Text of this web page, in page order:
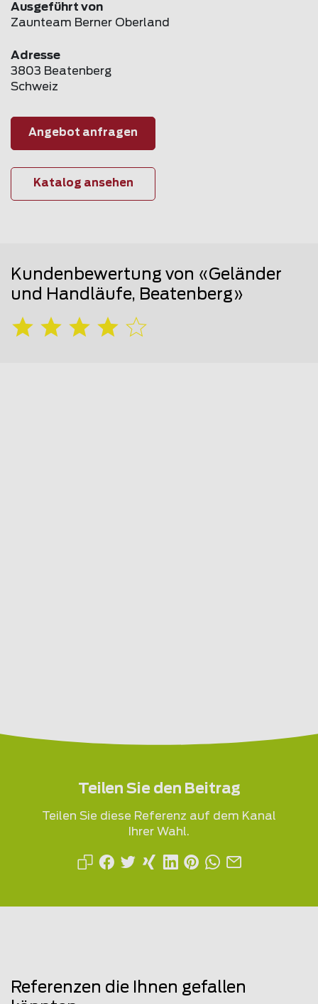
Ausgeführt von
Zaunteam Berner Oberland
Adresse
3803 Beatenberg
Schweiz
Angebot anfragen
Katalog ansehen
Kundenbewertung von «Geländer
und Handläufe, Beatenberg»
Teilen Sie den Beitrag
Teilen Sie diese Referenz auf dem Kanal
Ihrer Wahl.
Referenzen die Ihnen gefallen